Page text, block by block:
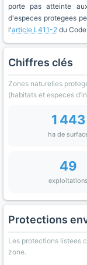
porte pas atteinte
d'especes protegees
l'article L411-2 du
Chiffres clés
Zones naturelles
(habitats et especes
1 443
ha de
49
exploitations
Protections
Les protections listees
zone.